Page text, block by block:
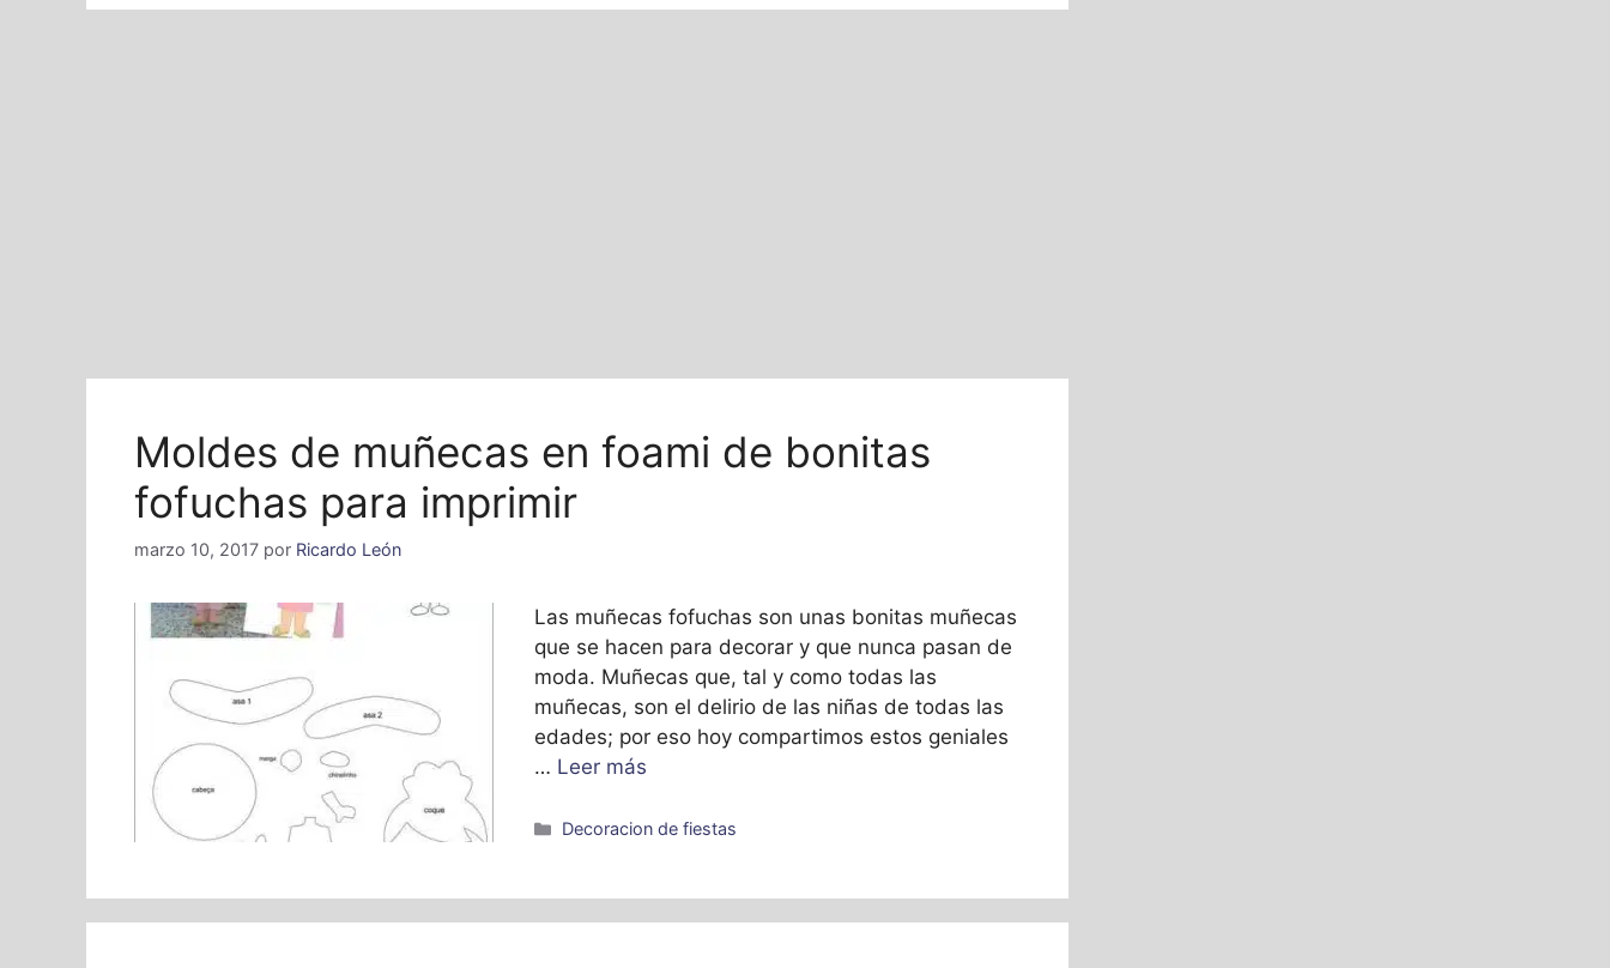
Moldes de muñecas en foami de bonitas
fofuchas para imprimir
marzo 10, 2017 por Ricardo León
Las muñecas fofuchas son unas bonitas muñecas
que se hacen para decorar y que nunca pasan de
moda. Muñecas que, tal y como todas las
muñecas, son el delirio de las niñas de todas las
edades; por eso hoy compartimos estos geniales
… Leer más
Categorías
Decoracion de fiestas